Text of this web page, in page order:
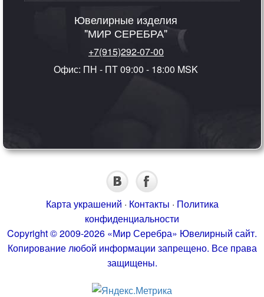
Ювелирные изделия
"МИР СЕРЕБРА"
+7(915)292-07-00
Офис: ПН - ПТ 09:00 - 18:00 MSK
Карта украшений · Контакты · Политика
конфиденциальности
Copyright © 2009-2026 «Мир Серебра» Ювелирный сайт.
Копирование любой информации запрещено. Все права
защищены.